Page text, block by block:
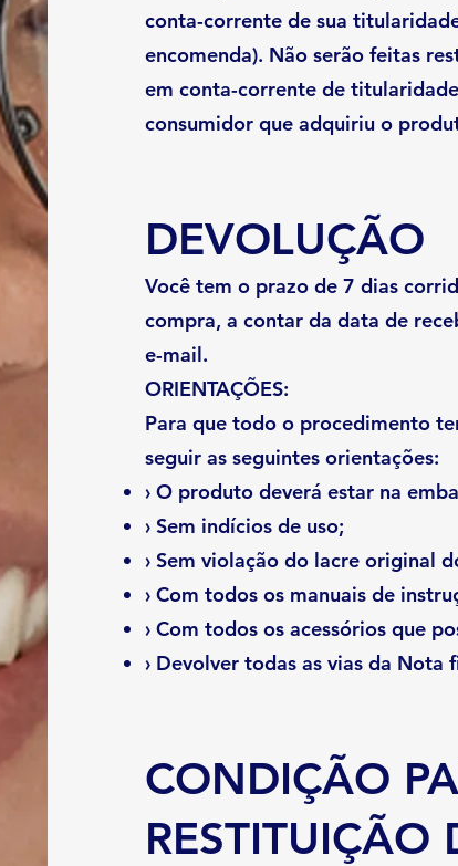
conta-corrente de sua
encomenda). Não serão feitas
em conta-corrente de
consumidor que adquiriu o
DEVOLUÇÃO
Você tem o prazo de 7 dias
compra, a contar da data de
e-mail.
ORIENTAÇÕES:
Para que todo o procedimento
seguir as seguintes orientações:
› O produto deverá estar na
› Sem indícios de uso;
› Sem violação do lacre original
› Com todos os manuais de
› Com todos os acessórios que
› Devolver todas as vias da Nota
CONDIÇÃO
RESTITUIÇÃO